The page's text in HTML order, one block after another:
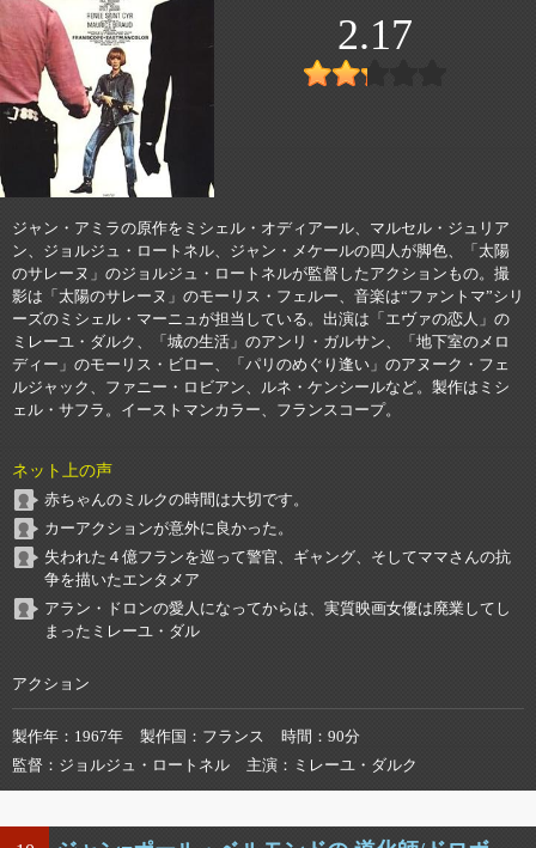
2.17
ジャン・アミラの原作をミシェル・オディアール、マルセル・ジュリア
ン、ジョルジュ・ロートネル、ジャン・メケールの四人が脚色、「太陽
のサレーヌ」のジョルジュ・ロートネルが監督したアクションもの。撮
影は「太陽のサレーヌ」のモーリス・フェルー、音楽は“ファントマ”シリ
ーズのミシェル・マーニュが担当している。出演は「エヴァの恋人」の
ミレーユ・ダルク、「城の生活」のアンリ・ガルサン、「地下室のメロ
ディー」のモーリス・ビロー、「パリのめぐり逢い」のアヌーク・フェ
ルジャック、ファニー・ロビアン、ルネ・ケンシールなど。製作はミシ
ェル・サフラ。イーストマンカラー、フランスコープ。
ネット上の声
赤ちゃんのミルクの時間は大切です。
カーアクションが意外に良かった。
失われた４億フランを巡って警官、ギャング、そしてママさんの抗
争を描いたエンタメア
アラン・ドロンの愛人になってからは、実質映画女優は廃業してし
まったミレーユ・ダル
アクション
製作年 1967年 製作国 フランス 時間
90分
監督
ジョルジュ・ロートネル 主演 ミレーユ・ダルク